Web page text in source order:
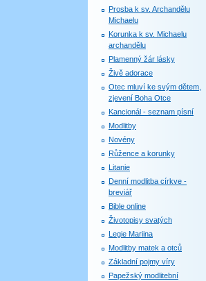
Prosba k sv. Archandělu
Michaelu
Korunka k sv. Michaelu
archandělu
Plamenný žár lásky
Živě adorace
Otec mluví ke svým dětem,
zjevení Boha Otce
Kancionál - seznam písní
Modlitby
Novény
Růžence a korunky
Litanie
Denní modlitba církve -
breviář
Bible online
Životopisy svatých
Legie Mariina
Modlitby matek a otců
Základní pojmy víry
Papežský modlitební